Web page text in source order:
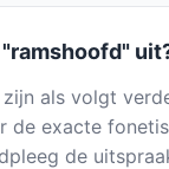
als volgt
de exacte
de